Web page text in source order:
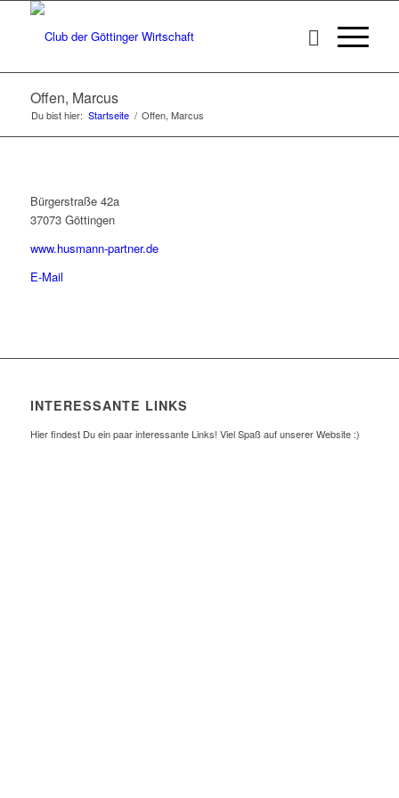
Offen, Marcus
Du bist hier: Startseite / Offen, Marcus
Bürgerstraße 42a
37073 Göttingen
www.husmann-partner.de
E-Mail
INTERESSANTE LINKS
Hier findest Du ein paar interessante Links! Viel Spaß auf unserer Website :)